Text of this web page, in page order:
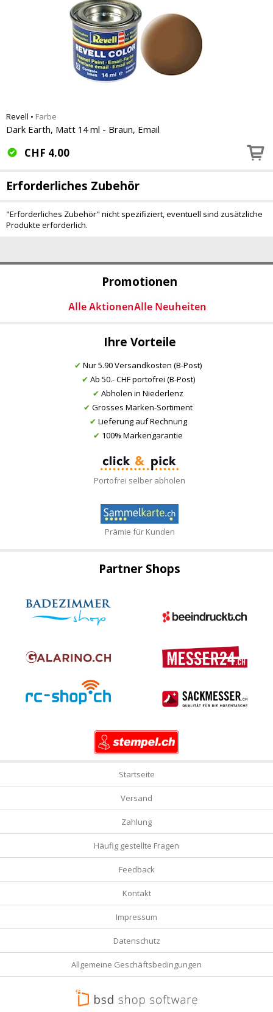
Promotionen
Ihre Vorteile
✔ Nur 5.90 Versandkosten (B-Post)
✔ Ab 50.- CHF portofrei (B-Post)
✔ Abholen in Niederlenz
✔ Grosses Marken-Sortiment
✔ Lieferung auf Rechnung
✔ 100% Markengarantie
Portofrei selber abholen
Prämie für Kunden
Revell • Farbe
Dark Earth, Matt 14 ml - Braun, Email
CHF 4.00
Erforderliches Zubehör
"Erforderliches Zubehör" nicht spezifiziert, eventuell sind zusätzliche
Produkte erforderlich.
Partner Shops
Startseite
Versand
Zahlung
Häufig gestellte Fragen
Feedback
Kontakt
Impressum
Datenschutz
Allgemeine Geschäftsbedingungen